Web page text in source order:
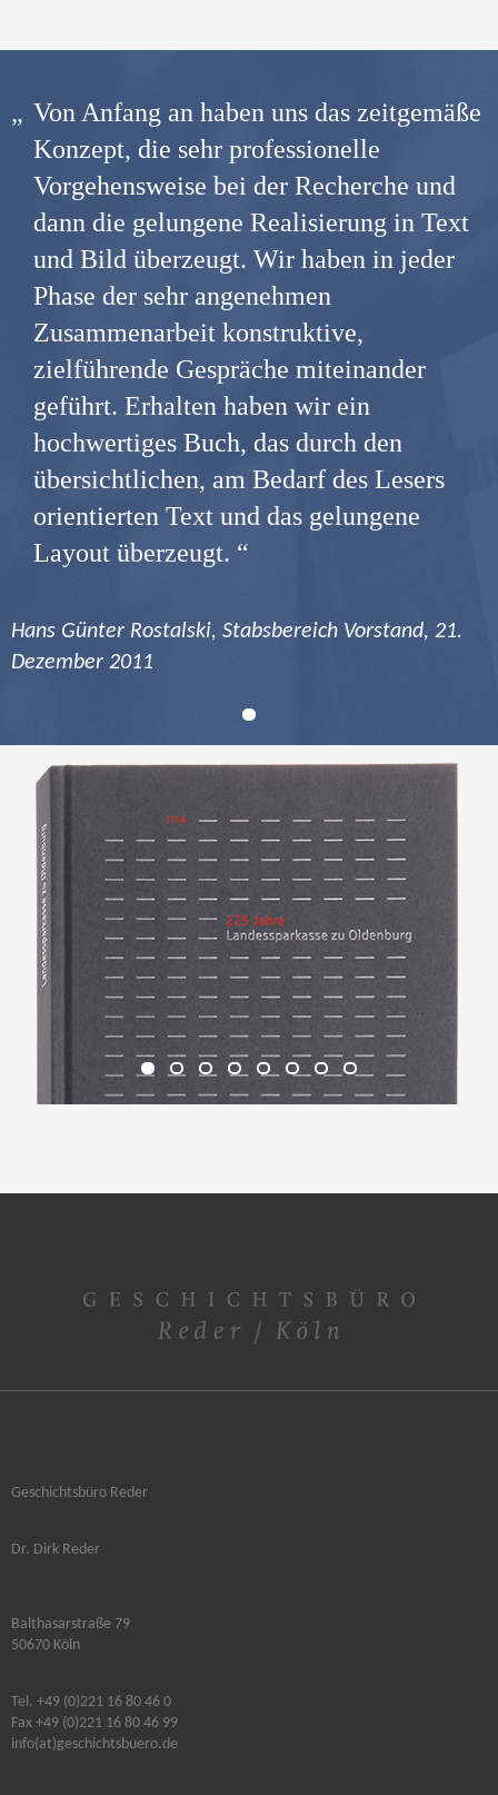
Von Anfang an haben uns das zeitgemäße
Konzept, die sehr professionelle
Vorgehensweise bei der Recherche und
dann die gelungene Realisierung in Text
und Bild überzeugt. Wir haben in jeder
Phase der sehr angenehmen
Zusammenarbeit konstruktive,
zielführende Gespräche miteinander
geführt. Erhalten haben wir ein
hochwertiges Buch, das durch den
übersichtlichen, am Bedarf des Lesers
orientierten Text und das gelungene
Layout überzeugt.
Hans Günter Rostalski, Stabsbereich Vorstand, 21.
Dezember 2011
1
1 2 3 4 5 6 7 8
Geschichtsbüro Reder
Dr. Dirk Reder
Balthasarstraße 79
50670 Köln
Tel. +49 (0)221 16 80 46 0
Fax +49 (0)221 16 80 46 99
info(at)geschichtsbuero.de